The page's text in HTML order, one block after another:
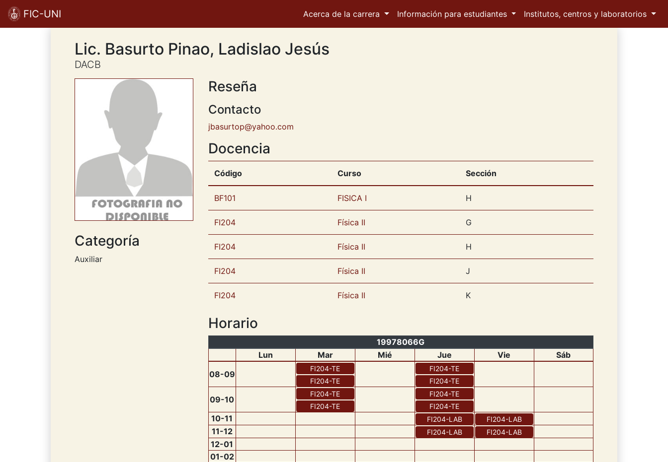
FIC-UNI Acerca de la carrera Información para estudiantes Institutos, centros y laboratorios
Lic. Basurto Pinao, Ladislao Jesús
DACB
Categoría
Auxiliar
Reseña
Contacto
jbasurtop@yahoo.com
Docencia
Código Curso Sección
BF101 FISICA I H
FI204 Física II G
FI204 Física II H
FI204 Física II J
FI204 Física II K
Horario
19978066G
Lun
Mar Mié Jue Vie
Sáb
08-09
FI204-TE
FI204-TE
FI204-TE
FI204-TE
09-10
FI204-TE
FI204-TE
FI204-TE
FI204-TE
10-11 FI204-LAB FI204-LAB
11-12 FI204-LAB FI204-LAB
12-01
01-02